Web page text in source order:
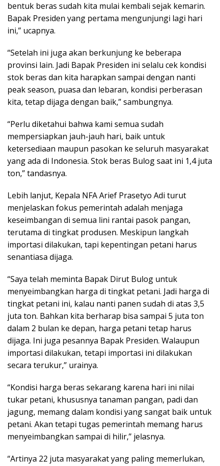
bentuk beras sudah kita mulai kembali sejak kemarin.
Bapak Presiden yang pertama mengunjungi lagi hari
ini,” ucapnya.
“Setelah ini juga akan berkunjung ke beberapa
provinsi lain. Jadi Bapak Presiden ini selalu cek kondisi
stok beras dan kita harapkan sampai dengan nanti
peak season, puasa dan lebaran, kondisi perberasan
kita, tetap dijaga dengan baik,” sambungnya.
“Perlu diketahui bahwa kami semua sudah
mempersiapkan jauh-jauh hari, baik untuk
ketersediaan maupun pasokan ke seluruh masyarakat
yang ada di Indonesia. Stok beras Bulog saat ini 1,4 juta
ton,” tandasnya.
Lebih lanjut, Kepala NFA Arief Prasetyo Adi turut
menjelaskan fokus pemerintah adalah menjaga
keseimbangan di semua lini rantai pasok pangan,
terutama di tingkat produsen. Meskipun langkah
importasi dilakukan, tapi kepentingan petani harus
senantiasa dijaga.
“Saya telah meminta Bapak Dirut Bulog untuk
menyeimbangkan harga di tingkat petani. Jadi harga di
tingkat petani ini, kalau nanti panen sudah di atas 3,5
juta ton. Bahkan kita berharap bisa sampai 5 juta ton
dalam 2 bulan ke depan, harga petani tetap harus
dijaga. Ini juga pesannya Bapak Presiden. Walaupun
importasi dilakukan, tetapi importasi ini dilakukan
secara terukur,” urainya.
“Kondisi harga beras sekarang karena hari ini nilai
tukar petani, khususnya tanaman pangan, padi dan
jagung, memang dalam kondisi yang sangat baik untuk
petani. Akan tetapi tugas pemerintah memang harus
menyeimbangkan sampai di hilir,” jelasnya.
“Artinya 22 juta masyarakat yang paling memerlukan,